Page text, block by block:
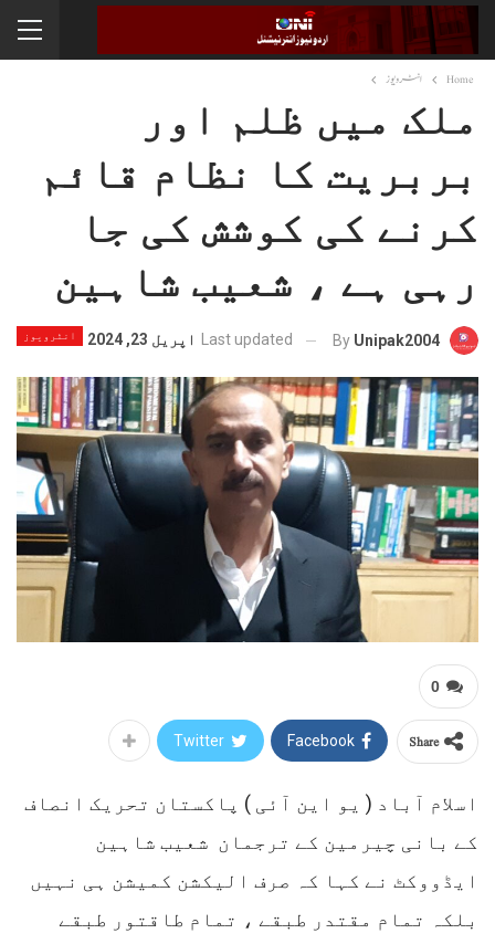
Home انٹرویوز
ملک میں ظلم اور
بربریت کا نظام قائم
کرنے کی کوشش کی جا
رہی ہے ، شعیب شاہین
انٹرویوز By Unipak2004
Last updated اپریل 23, 2024
0
Share
Facebook
Twitter
اسلام آباد ( یو این آئی ) پاکستان تحریک انصاف
کے بانی چیرمین کے ترجمان شعیب شاہین
ایڈووکٹ نے کہا کہ صرف الیکشن کمیشن ہی نہیں
بلکہ تمام مقتدر طبقے ، تمام طاقتور طبقے